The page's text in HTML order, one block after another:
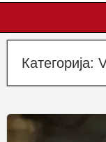
Категорија: